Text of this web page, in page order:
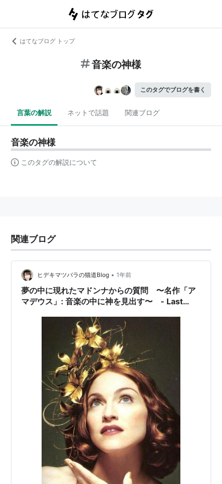
はてなブログ トップ
音楽の神様
このタグでブログを書く
言葉の解説 ネットで話題 関連ブログ
音楽の神様
このタグの解説について
関連ブログ
ヒデキマツバラの猫道Blog • 1年前
夢の中に現れたマドンナからの質問 〜名作「ア
マデウス」: 音楽の中に神を見出す〜 - Last